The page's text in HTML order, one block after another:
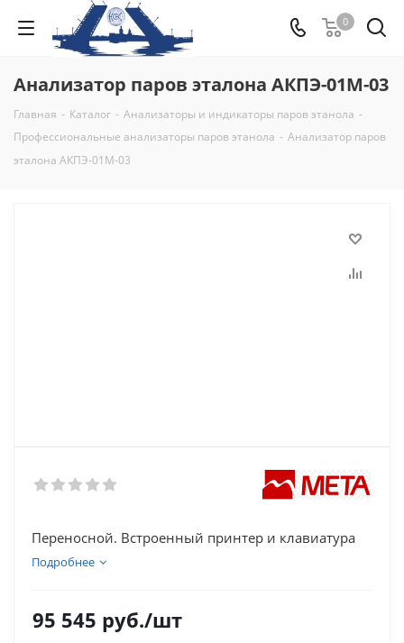
0
Анализатор паров эталона АКПЭ-01М-03
Главная - Каталог - Анализаторы и индикаторы паров этанола -
Профессиональные анализаторы паров этанола - Анализатор паров
эталона АКПЭ-01М-03
Переносной. Встроенный принтер и клавиатура
Подробнее
95 545 руб./шт